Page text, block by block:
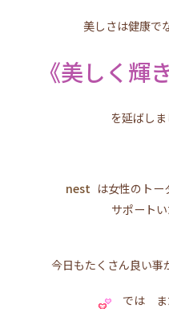
美しさは健康で
《美しく輝
を延ばしま
nest は女性のトー
サポート
今日もたくさん良い事
では ま